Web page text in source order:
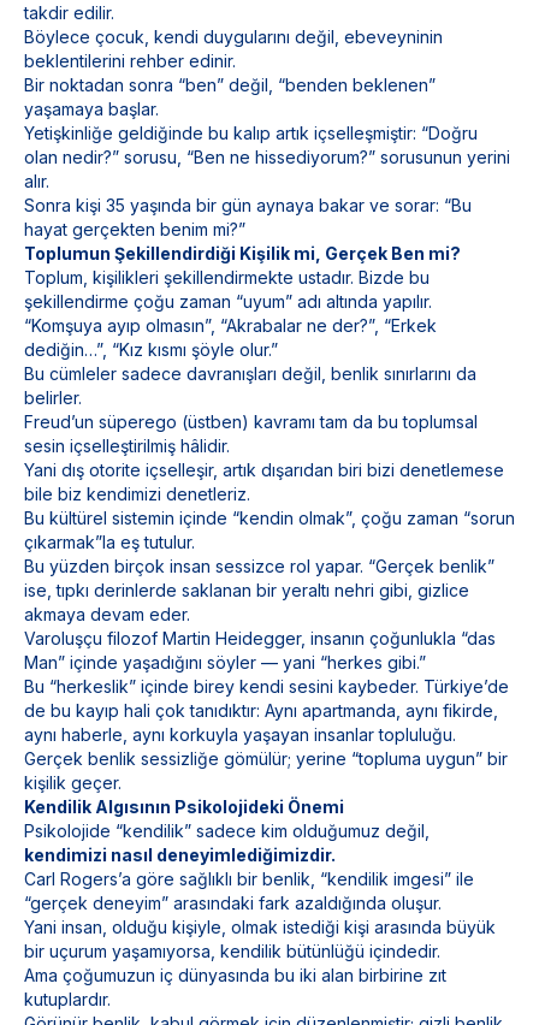
takdir edilir.
Böylece çocuk, kendi duygularını değil, ebeveyninin
beklentilerini rehber edinir.
Bir noktadan sonra “ben” değil, “benden beklenen”
yaşamaya başlar.
Yetişkinliğe geldiğinde bu kalıp artık içselleşmiştir: “Doğru
olan nedir?” sorusu, “Ben ne hissediyorum?” sorusunun yerini
alır.
Sonra kişi 35 yaşında bir gün aynaya bakar ve sorar: “Bu
hayat gerçekten benim mi?”
Toplumun Şekillendirdiği Kişilik mi, Gerçek Ben mi?
Toplum, kişilikleri şekillendirmekte ustadır. Bizde bu
şekillendirme çoğu zaman “uyum” adı altında yapılır.
“Komşuya ayıp olmasın”, “Akrabalar ne der?”, “Erkek
dediğin…”, “Kız kısmı şöyle olur.”
Bu cümleler sadece davranışları değil, benlik sınırlarını da
belirler.
Freud’un süperego (üstben) kavramı tam da bu toplumsal
sesin içselleştirilmiş hâlidir.
Yani dış otorite içselleşir, artık dışarıdan biri bizi denetlemese
bile biz kendimizi denetleriz.
Bu kültürel sistemin içinde “kendin olmak”, çoğu zaman “sorun
çıkarmak”la eş tutulur.
Bu yüzden birçok insan sessizce rol yapar. “Gerçek benlik”
ise, tıpkı derinlerde saklanan bir yeraltı nehri gibi, gizlice
akmaya devam eder.
Varoluşçu filozof Martin Heidegger, insanın çoğunlukla “das
Man” içinde yaşadığını söyler — yani “herkes gibi.”
Bu “herkeslik” içinde birey kendi sesini kaybeder. Türkiye’de
de bu kayıp hali çok tanıdıktır: Aynı apartmanda, aynı fikirde,
aynı haberle, aynı korkuyla yaşayan insanlar topluluğu.
Gerçek benlik sessizliğe gömülür; yerine “topluma uygun” bir
kişilik geçer.
Kendilik Algısının Psikolojideki Önemi
Psikolojide “kendilik” sadece kim olduğumuz değil,
kendimizi nasıl deneyimlediğimizdir.
Carl Rogers’a göre sağlıklı bir benlik, “kendilik imgesi” ile
“gerçek deneyim” arasındaki fark azaldığında oluşur.
Yani insan, olduğu kişiyle, olmak istediği kişi arasında büyük
bir uçurum yaşamıyorsa, kendilik bütünlüğü içindedir.
Ama çoğumuzun iç dünyasında bu iki alan birbirine zıt
kutuplardır.